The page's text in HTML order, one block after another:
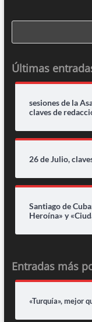
Últimas
sesiones de la
claves de
26 de Julio,
Santiago de
Heroína» y
Entradas más
«Turquía», mejor